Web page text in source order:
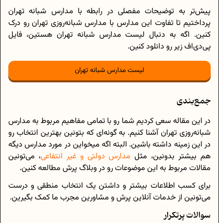
پیش‌تر به توضیحات مفصلی در رابطه با مدارس شبانه تهران
پرداختیم تا تفاوت این مدارس با مدارس شبانه‌روزی تهران رو درک
کنین. اگه به دنبال لیست مدارس شبانه تهران هستین، فایل
پی‌دی‌اف زیر رو دانلود کنین.
لیست مدارس شبانه تهران
جمع‌بندی
در این مقاله سعی کردیم شما رو با تمامی مفاهیم مربوط به مدارس
شبانه‌روزی تهران آشنا کنیم. به گونه‌ای که بتونین بهترین انتخاب رو
در این زمینه داشته باشین. البته اگه میخواین در مورد مدارس دیگه
هم بیشتر بدونین، مثل مدارس دولتی و غیر انتفاعی، می‌تونین
مقالات مربوط به این موضوعات رو در وبلاگ پرش مطالعه کنین.
برای کسب اطلاعات بیشتر و داشتن یک انتخاب منطقی و درست
می‌تونین از خدمات آنلاین پرش و مشاورین مجرب ما کمک بگیرین.
سوالات پرتکرار